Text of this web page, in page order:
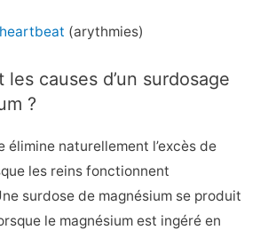
(arythmies)
les causes d’un surdosage
?
élimine naturellement l’excès de
les reins fonctionnent
surdose de magnésium se produit
le magnésium est ingéré en